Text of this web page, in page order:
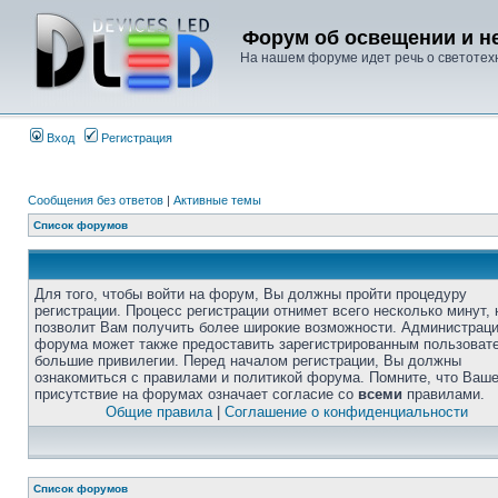
Форум об освещении и
На нашем форуме идет речь о
Вход Регистрация
Сообщения без ответов | Активные темы
Список форумов
Для того, чтобы войти на форум, Вы должны пройти процедуру
регистрации. Процесс регистрации отнимет всего несколько минут,
позволит Вам получить более широкие возможности.
форума может также предоставить зарегистрированным
большие привилегии. Перед началом регистрации, Вы должны
ознакомиться с правилами и политикой форума. Помните, что Ваше
присутствие на форумах означает согласие со всеми правилами.
Общие правила| Соглашение о конфиденциальности
Список форумов